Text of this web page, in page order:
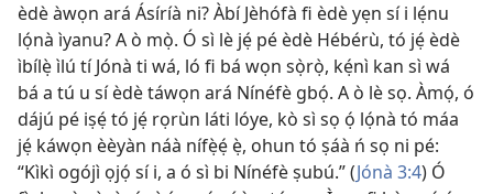
èdè àwọn ará Ásíríà ni? Àbí Jèhófà fi èdè yẹn sí i lẹ́nu
lọ́nà ìyanu? A ò mọ̀. Ó sì lè jẹ́ pé èdè Hébérù, tó jẹ́ èdè
ìbílẹ̀ ìlú tí Jónà ti wá, ló fi bá wọn sọ̀rọ̀, kẹ́nì kan sì wá
bá a tú u sí èdè táwọn ará Nínéfè gbọ́. A ò lè sọ. Àmọ́, ó
dájú pé iṣẹ́ tó jẹ́ rọrùn láti lóye, kò sì sọ ọ́ lọ́nà tó máa
jẹ́ káwọn èèyàn náà nífẹ̀ẹ́ ẹ̀, ohun tó ṣáà ń sọ ni pé:
“Kìkì ogójì ọjọ́ sí i, a ó sì bi Nínéfè ṣubú.” (Jónà 3:4) Ó